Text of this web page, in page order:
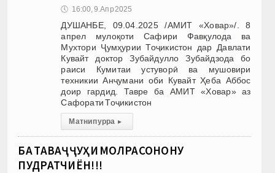
🕔 16:00, 9.Апр 2025
ДУШАНБЕ, 09.04.2025 /АМИТ «Ховар»/. 8
апрел мулоқоти Сафири Фавқулода ва
Мухтори Ҷумҳурии Тоҷикистон дар Давлати
Кувайт доктор Зубайдулло Зубайдзода бо
раиси Кумитаи устуворӣ ва мушовири
техникии Анҷумани оби Кувайт Ҳеба Аббос
доир гардид. Тавре ба АМИТ «Ховар» аз
Сафорати Тоҷикистон
Матни пурра ▸
БА ТАВАҶҶУҲИ МОЛРАСОНОНУ
ПУДРАТЧИЁН!!!